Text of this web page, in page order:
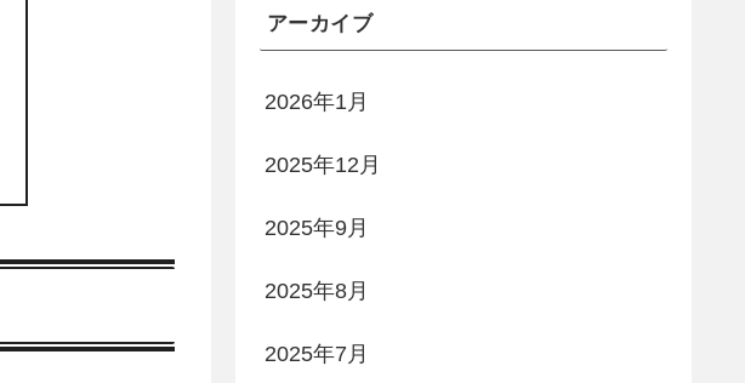
アーカイブ
2026年1月
2025年12月
2025年9月
2025年8月
2025年7月